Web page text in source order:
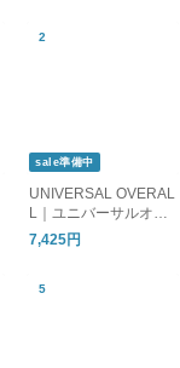
sale準備中
UNIVERSAL OVERAL
L｜ユニバーサルオー
バーオール サンダル
スニーカーサンダル U
7,425円